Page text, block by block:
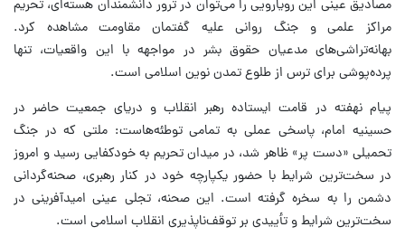
مصادیق عینی این رویارویی را می‌توان در ترور دانشمندان هسته‌ای، تحریم
مراکز علمی و جنگ روانی علیه گفتمان مقاومت مشاهده کرد.
بهانه‌تراشی‌های مدعیان حقوق بشر در مواجهه با این واقعیات، تنها
پرده‌پوشی برای ترس از طلوع تمدن نوین اسلامی است.
پیام نهفته در قامت ایستاده رهبر انقلاب و دریای جمعیت حاضر در
حسینیه امام، پاسخی عملی به تمامی توطئه‌هاست: ملتی که در جنگ
تحمیلی «دست پر» ظاهر شد، در میدان تحریم به خودکفایی رسید و امروز
در سخت‌ترین شرایط با حضور یکپارچه خود در کنار رهبری، صحنه‌گردانی
دشمن را به سخره گرفته است. این صحنه، تجلی عینی امیدآفرینی در
سخت‌ترین شرایط و تأییدی بر توقف‌ناپذیری انقلاب اسلامی است.